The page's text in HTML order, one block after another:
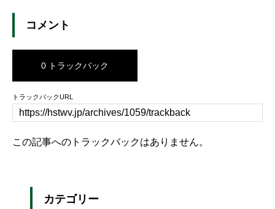
コメント
0 トラックバック
トラックバックURL
この記事へのトラックバックはありません。
カテゴリー